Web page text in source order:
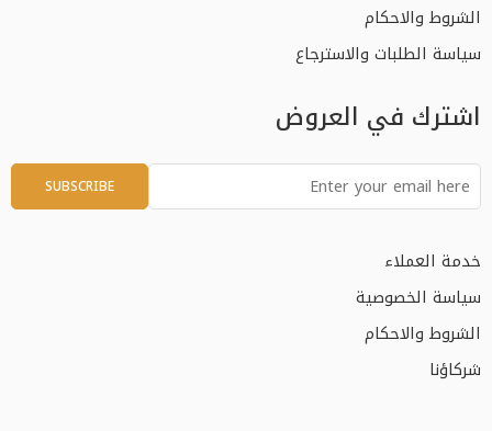
الشروط والاحكام
سياسة الطلبات والاسترجاع
اشترك في العروض
خدمة العملاء
سياسة الخصوصية
الشروط والاحكام
شركاؤنا